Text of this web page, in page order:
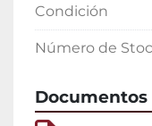
Condición
Número de
Documentos